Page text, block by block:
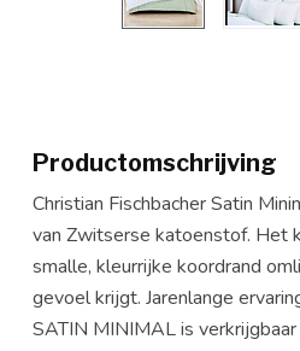
Productomschrijving
Christian Fischbacher Satin
van Zwitserse katoenstof. Het
smalle, kleurrijke koordrand
gevoel krijgt. Jarenlange
SATIN MINIMAL is